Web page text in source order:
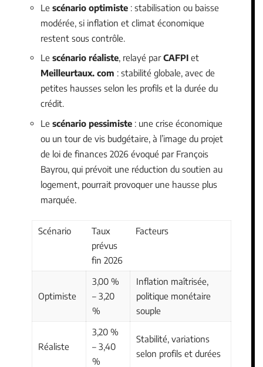
Le scénario optimiste : stabilisation ou baisse
modérée, si inflation et climat économique
restent sous contrôle.
Le scénario réaliste, relayé parCAFPI et
Meilleurtaux. com : stabilité globale, avec de
petites hausses selon les profils et la durée du
crédit.
Le scénario pessimiste : une crise économique
ou un tour de vis budgétaire, à l’image du projet
de loi de finances 2026 évoqué par François
Bayrou, qui prévoit une réduction du soutien au
logement, pourrait provoquer une hausse plus
marquée.
Scénario
Taux
prévus
fin 2026
Facteurs
Optimiste
3,00 %
– 3,20
%
Inflation maîtrisée,
politique monétaire
souple
Réaliste
3,20 %
– 3,40
%
Stabilité, variations
selon profils et durées